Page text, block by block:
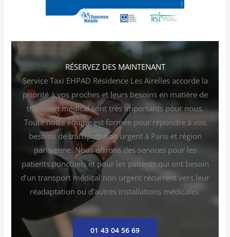
RÉSERVEZ DES MAINTENANT
Service Taxi EHPAD Résidence Les Airelles accorde la
priorité à vos proches et leurs besoins en matière de
transport médical sont très importants pour nous.
Toute notre équipe est formée pour répondre à vos
besoins de transport non urgent à Paris et région
parisienne. Nous offrons des services pour les
patients ponctuels et pour les patients qui ont besoin
d’un transport médical non urgent récurrent vers leur
réadaptation ou d’autres installations médicales.
01 43 04 56 69